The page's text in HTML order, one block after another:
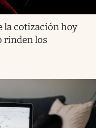
la cotización hoy
rinden los